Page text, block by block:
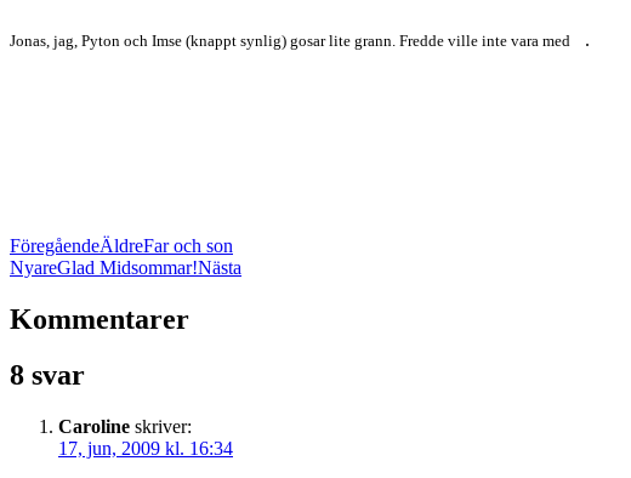
Jonas, jag, Pyton och Imse (knappt synlig) gosar lite grann. Fredde ville inte vara med .
FöregåendeÄldreFar och son
NyareGlad Midsommar!Nästa
Kommentarer
8 svar
Caroline skriver:
17, jun, 2009 kl. 16:34